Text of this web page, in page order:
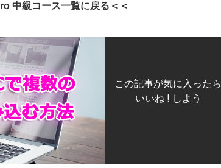
中級コース一覧に戻る＜＜
この記事が気に入ったら
いいね ! しよう